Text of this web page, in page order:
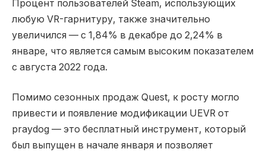
Процент пользователей Steam, использующих
любую VR-гарнитуру, также значительно
увеличился — с 1,84% в декабре до 2,24% в
январе, что является самым высоким показателем
с августа 2022 года.
Помимо сезонных продаж Quest, к росту могло
привести и появление модификации UEVR от
praydog — это бесплатный инструмент, который
был выпущен в начале января и позволяет